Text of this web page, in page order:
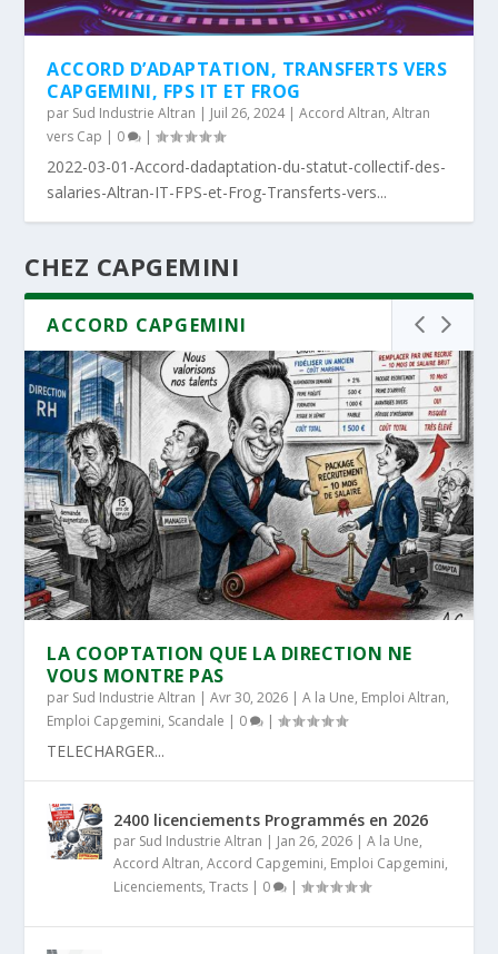
ACCORD D’ADAPTATION, TRANSFERTS VERS
CAPGEMINI, FPS IT ET FROG
par Sud Industrie Altran | Juil 26, 2024|Accord Altran,Altran
vers Cap | 0 |
2022-03-01-Accord-dadaptation-du-statut-collectif-des-
salaries-Altran-IT-FPS-et-Frog-Transferts-vers...
CHEZ CAPGEMINI
ACCORD CAPGEMINI
LA COOPTATION QUE LA DIRECTION NE
VOUS MONTRE PAS
par Sud Industrie Altran |Avr 30, 2026 |A la Une, Emploi Altran,
Emploi Capgemini, Scandale | 0 |
TELECHARGER...
2400 licenciements Programmés en 2026
par Sud Industrie Altran | Jan 26, 2026 |A la Une,
Accord Altran,Accord Capgemini, Emploi Capgemini,
Licenciements,Tracts | 0 |